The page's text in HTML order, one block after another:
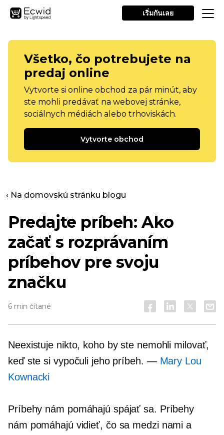
เริ่มกันเลย
Všetko, čo potrebujete na
predaj online
Vytvorte si online obchod za pár minút, aby
ste mohli predávať na webovej stránke,
sociálnych médiách alebo trhoviskách.
Vytvorte obchod
‹ Na domovskú stránku blogu
Predajte príbeh: Ako
začať s rozprávaním
príbehov pre svoju
značku
6 min čítané
Neexistuje nikto, koho by ste nemohli milovať,
keď ste si vypočuli jeho príbeh. — Mary Lou
Kownacki
Príbehy nám pomáhajú spájať sa. Príbehy
nám pomáhajú vidieť, čo sa medzi nami a